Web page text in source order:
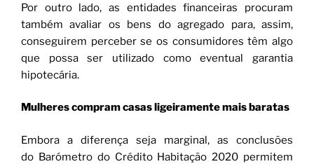
Por outro lado, as entidades financeiras procuram
também avaliar os bens do agregado para, assim,
conseguirem perceber se os consumidores têm algo
que possa ser utilizado como eventual garantia
hipotecária.
Mulheres compram casas ligeiramente mais baratas
Embora a diferença seja marginal, as conclusões
do Barómetro do Crédito Habitação 2020 permitem